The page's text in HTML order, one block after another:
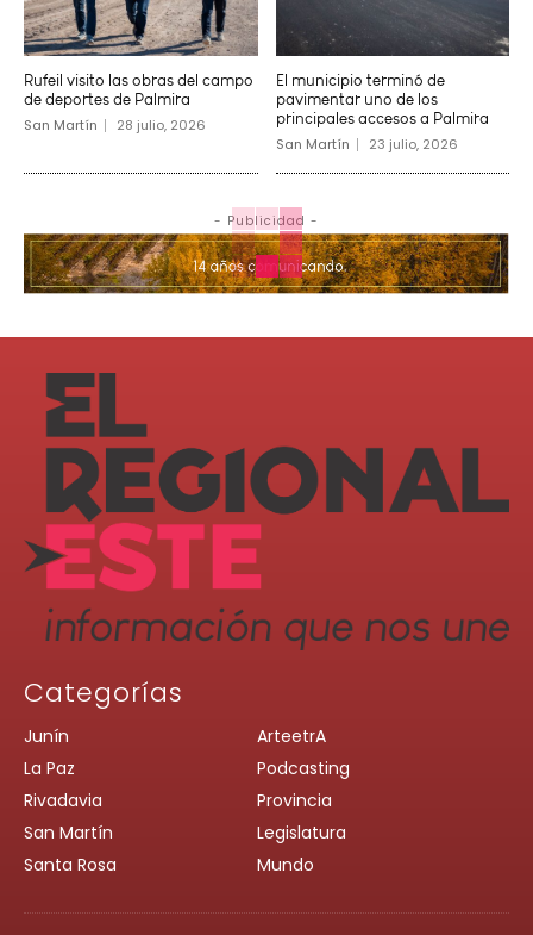
Rufeil visito las obras del campo
de deportes de Palmira
San Martín 28 julio, 2026
El municipio terminó de
pavimentar uno de los
principales accesos a Palmira
San Martín 23 julio, 2026
- Publicidad -
Categorías
Junín
La Paz
Rivadavia
San Martín
Santa Rosa
ArteetrA
Podcasting
Provincia
Legislatura
Mundo